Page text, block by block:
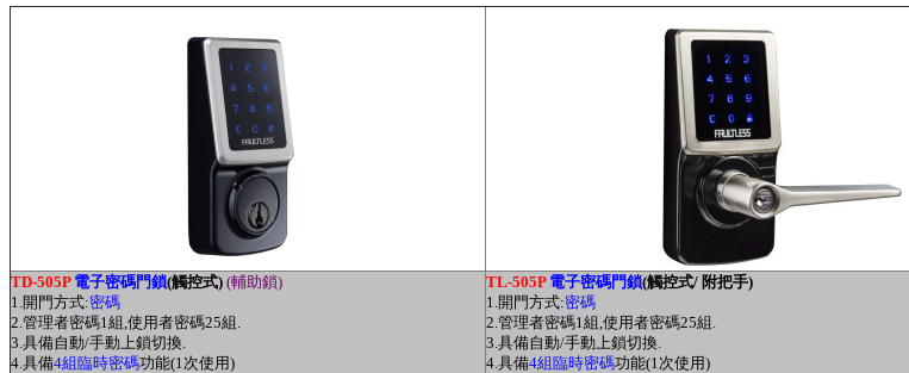
TD-505P 電子密碼門鎖(觸控式) (輔助鎖)
1.開門方式:密碼
2.管理者密碼1組,使用者密碼25組.
3.具備自動/手動上鎖切換.
4.具備4組臨時密碼功能(1次使用)
TL-505P 電子密碼門鎖(觸控式/ 附把手)
1.開門方式:密碼
2.管理者密碼1組,使用者密碼25組.
3.具備自動/手動上鎖切換.
4.具備4組臨時密碼功能(1次使用)